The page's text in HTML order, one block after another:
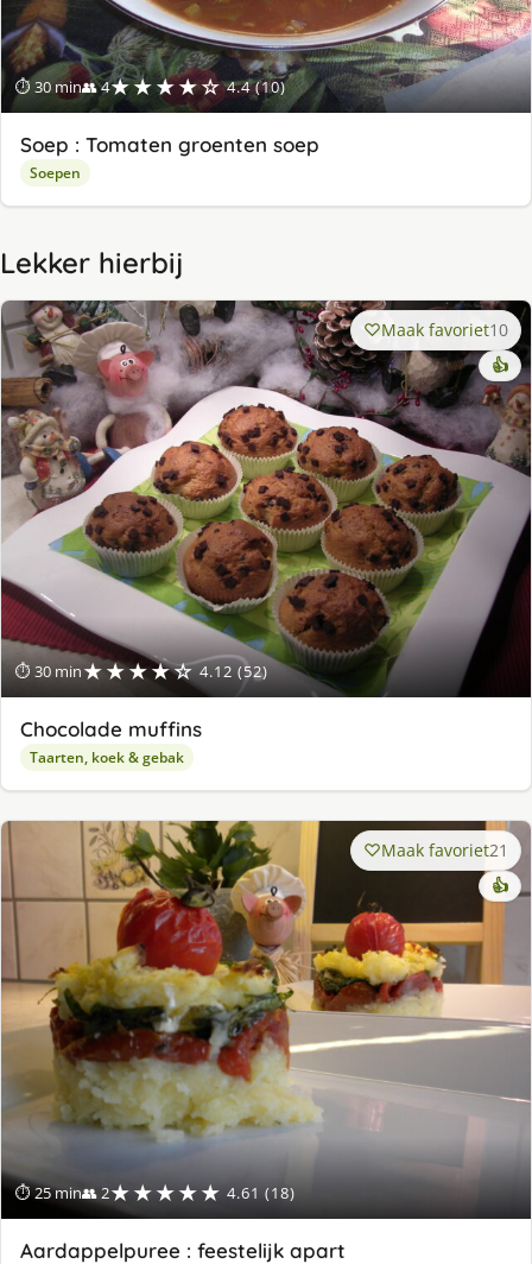
⏱ 30 min👥 4★★★★☆ 4.4 (10)
Soep : Tomaten groenten soep
Soepen
Lekker hierbij
⏱ 30 min★★★★☆ 4.12 (52)
Maak favoriet10
👍
Chocolade muffins
Taarten, koek & gebak
⏱ 25 min👥 2★★★★★ 4.61 (18)
Maak favoriet21
👍
Aardappelpuree : feestelijk apart